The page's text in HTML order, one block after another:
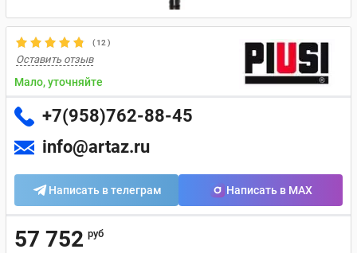
(12 )
Оставить отзыв
Мало, уточняйте
+7(958)762-88-45
info@artaz.ru
Написать в телеграм Написать в MAX
57 752 руб